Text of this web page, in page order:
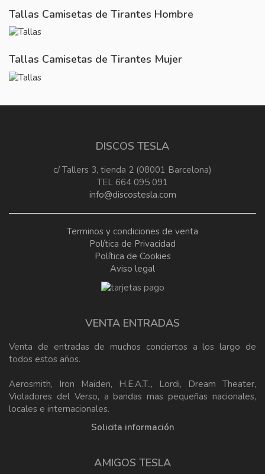
Tallas Camisetas de Tirantes Hombre
Tallas Camisetas de Tirantes Mujer
DISCOS TESLA
c/ Tallers 3, tienda 2 (08001 Barcelona)
TEL 664 095 091
info@discostesla.com
Terminos y condiciones de venta
Política de Privacidad
Política de Cookies
Aviso legal
VENTA ENTRADAS
Venta de entradas de muchos conciertos a los largo de
todos estos años.
Aerosmith, Iron Maiden, H.E.A.T.., Lordi, Dream Theater,
Violadores del Verso, a bandas mas pequeñas nacionales,
locales e internacionales.
Solicita información
AMIGOS TESLA